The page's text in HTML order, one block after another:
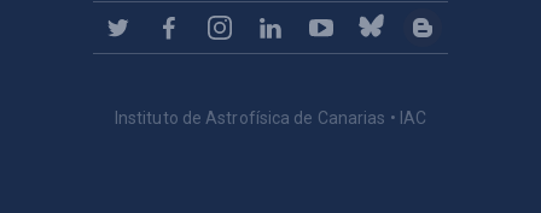
Instituto de Astrofísica de Canarias • IAC